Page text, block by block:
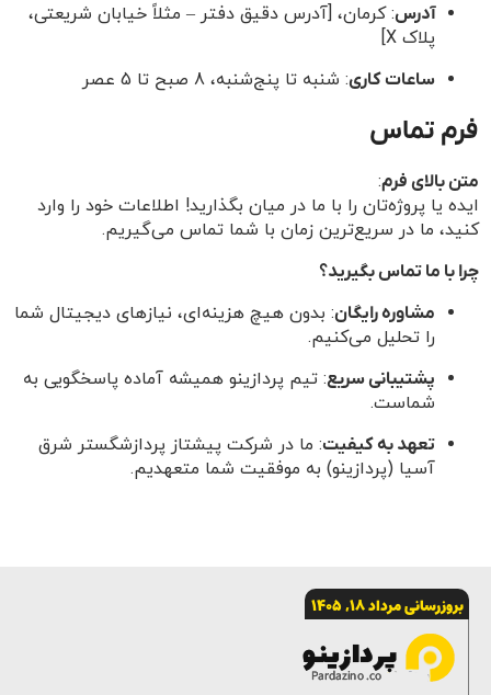
آدرس: کرمان، [آدرس دقیق دفتر – مثلاً خیابان شریعتی،
پلاک X]
ساعات کاری: شنبه تا پنج‌شنبه، 8 صبح تا 5 عصر
فرم تماس
متن بالای فرم:
ایده یا پروژه‌تان را با ما در میان بگذارید! اطلاعات خود را وارد
کنید، ما در سریع‌ترین زمان با شما تماس می‌گیریم.
چرا با ما تماس بگیرید؟
مشاوره رایگان: بدون هیچ هزینه‌ای، نیازهای دیجیتال شما
را تحلیل می‌کنیم.
پشتیبانی سریع: تیم پردازینو همیشه آماده پاسخگویی به
شماست.
تعهد به کیفیت: ما در شرکت پیشتاز پردازشگستر شرق
آسیا (پردازینو) به موفقیت شما متعهدیم.
بروزرسانی مرداد 18, 1405